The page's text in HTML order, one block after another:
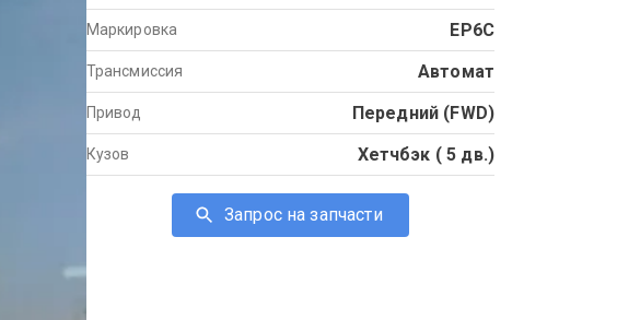
Маркировка EP6C
Трансмиссия Автомат
Привод Передний (FWD)
Кузов Хетчбэк ( 5 дв.)
Запрос на запчасти